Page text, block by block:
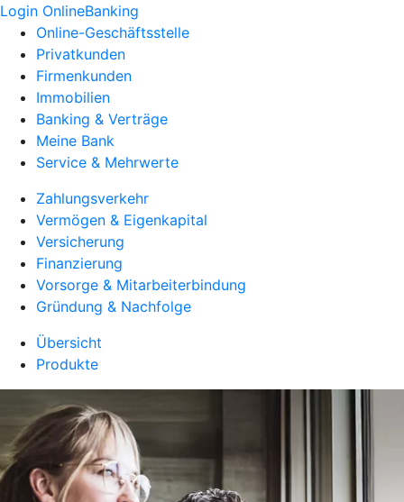
Login OnlineBanking
Online-Geschäftsstelle
Privatkunden
Firmenkunden
Immobilien
Banking & Verträge
Meine Bank
Service & Mehrwerte
Zahlungsverkehr
Vermögen & Eigenkapital
Versicherung
Finanzierung
Vorsorge & Mitarbeiterbindung
Gründung & Nachfolge
Übersicht
Produkte